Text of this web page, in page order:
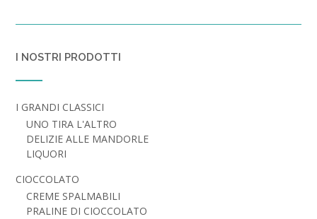
I NOSTRI PRODOTTI
I GRANDI CLASSICI
UNO TIRA L'ALTRO
DELIZIE ALLE MANDORLE
LIQUORI
CIOCCOLATO
CREME SPALMABILI
PRALINE DI CIOCCOLATO